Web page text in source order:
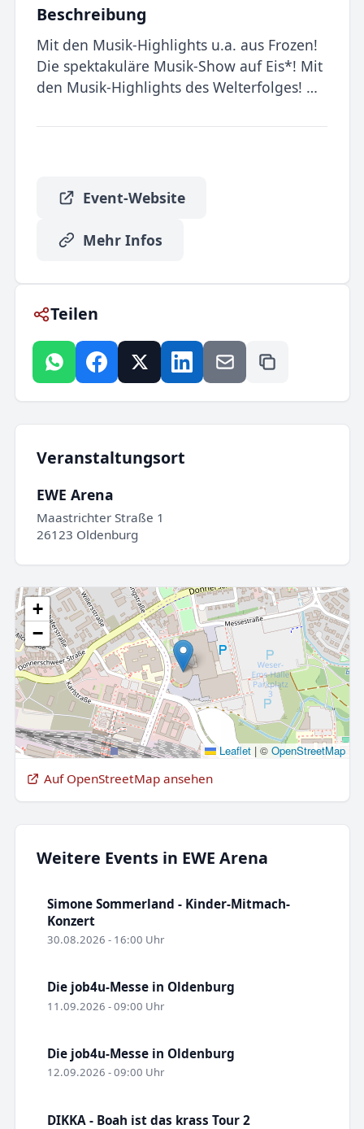
Beschreibung
Mit den Musik-Highlights u.a. aus Frozen!
Die spektakuläre Musik-Show auf Eis*! Mit
den Musik-Highlights des Welterfolges! …
Event-Website
Mehr Infos
Teilen
Veranstaltungsort
EWE Arena
Maastrichter Straße 1
26123 Oldenburg
+
−
Leaflet |© OpenStreetMap
Auf OpenStreetMap ansehen
Weitere Events in EWE Arena
Simone Sommerland - Kinder-Mitmach-
Konzert
30.08.2026 - 16:00 Uhr
Die job4u-Messe in Oldenburg
11.09.2026 - 09:00 Uhr
Die job4u-Messe in Oldenburg
12.09.2026 - 09:00 Uhr
DIKKA - Boah ist das krass Tour 2